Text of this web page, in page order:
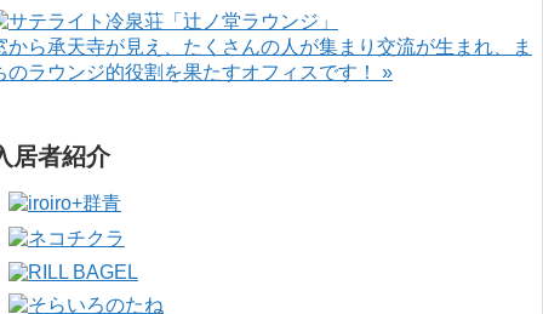
から承天寺が見え、たくさんの人が集まり交流が生まれ、ま
のラウンジ的役割を果たすオフィスです！ »
居者紹介